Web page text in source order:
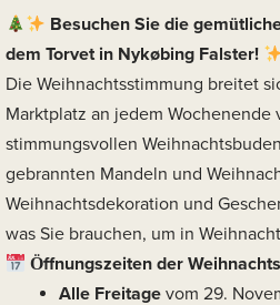
Besuchen Sie die
dem Torvet in Nykøbing Falster!
Die Weihnachtsstimmung breitet
Marktplatz an jedem Wochenende
stimmungsvollen
gebrannten Mandeln und
Weihnachtsdekoration und
was Sie brauchen, um in
Öffnungszeiten der
Alle Freitage vom 29.